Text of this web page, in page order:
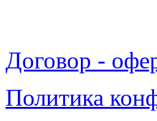
Договор -
Политика